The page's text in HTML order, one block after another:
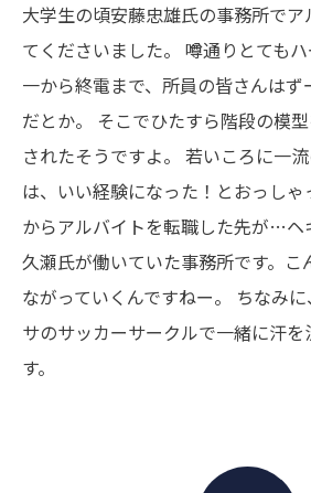
大学生の頃安藤忠雄氏の事務所で
てくださいました。 噂通りとても
一から終電まで、所員の皆さんは
だとか。
そこでひたすら階段の模
されたそうですよ。 若いころに一
は、いい経験になった！とおっしゃ
からアルバイトを転職した先が…ヘ
久瀬氏が働いていた事務所です。こ
ながっていくんですねー。
ちなみ
サのサッカーサークルで一緒に汗
す。